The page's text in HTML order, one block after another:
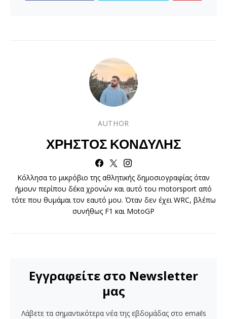
AUTHOR
ΧΡΉΣΤΟΣ ΚΟΝΔΎΛΗΣ
Κόλλησα το μικρόβιο της αθλητικής δημοσιογραφίας όταν
ήμουν περίπου δέκα χρονών και αυτό του motorsport από
τότε που θυμάμαι τον εαυτό μου. Όταν δεν έχει WRC, βλέπω
συνήθως F1 και MotoGP
Εγγραφείτε στο Newsletter
μας
Λάβετε τα σημαντικότερα νέα της εβδομάδας στο emails